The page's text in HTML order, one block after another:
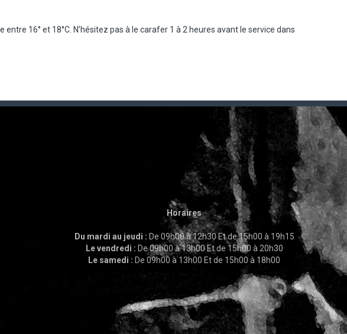
16° et 18°C. N’hésitez pas à le carafer 1 à 2 heures avant le service dans
Horaires
Du mardi au jeudi : De 09h00 à 12h30 Et de 15h00 à 19h15
Le vendredi : De 09h00 à 13h00 Et de 15h00 à 20h30
Le samedi : De 09h00 à 13h00 Et de 15h00 à 18h00